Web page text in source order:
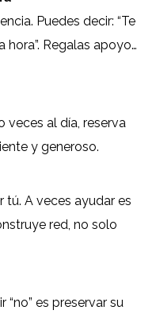
Puedes decir: “Te
Regalas apoyo…
veces al día, reserva
y generoso.
A veces ayudar es
red, no solo
es preservar su